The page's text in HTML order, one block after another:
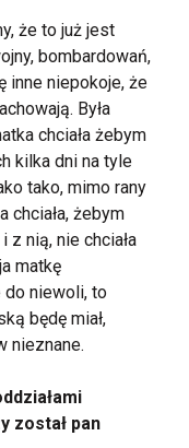
że to już jest
bombardowań,
inne niepokoje, że
Była
chciała żebym
kilka dni na tyle
tako, mimo rany
chciała, żebym
nią, nie chciała
matkę
do niewoli, to
będę miał,
nieznane.
został pan